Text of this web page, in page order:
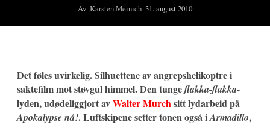
Av Karsten Meinich 31. august 2010
Det føles uvirkelig. Silhuettene av angrepshelikoptre i
saktefilm mot støvgul himmel. Den tungeflakka-flakka-
lyden, udødeliggjort avWalter Murchsitt lydarbeid på
Apokalypse nå!. Luftskipene setter tonen også iArmadillo,